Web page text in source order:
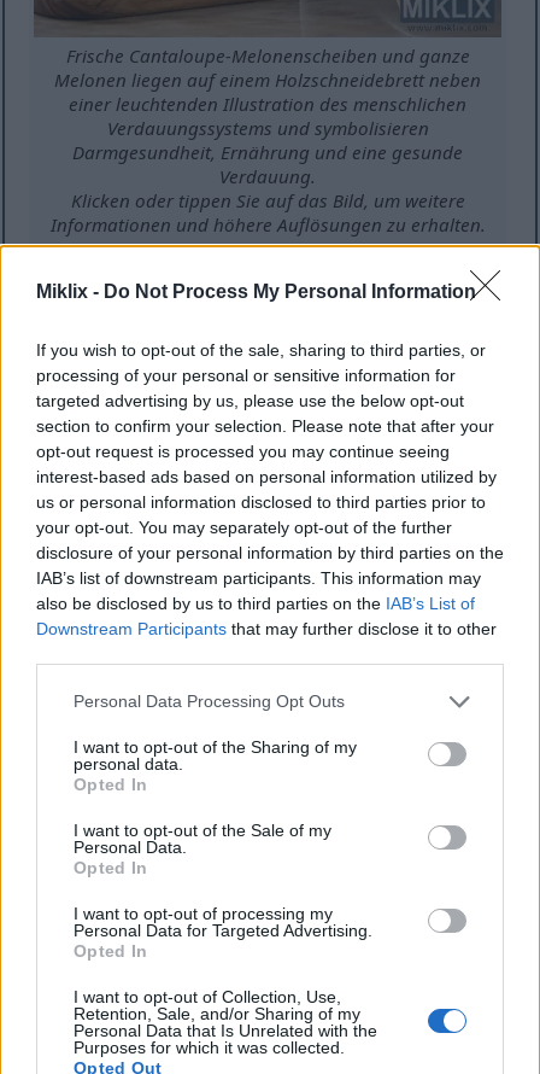
Miklix - Do Not Process My Personal Information
If you wish to opt-out of the sale, sharing to third parties, or
processing of your personal or sensitive information for
targeted advertising by us, please use the below opt-out
section to confirm your selection. Please note that after your
opt-out request is processed you may continue seeing
interest-based ads based on personal information utilized by
us or personal information disclosed to third parties prior to
your opt-out. You may separately opt-out of the further
disclosure of your personal information by third parties on the
IAB’s list of downstream participants. This information may
also be disclosed by us to third parties on the IAB’s List of
Downstream Participants that may further disclose it to other
Please note that this website/app uses one or more Google
not limited to your visit or usage behaviour. You may click to
grant or deny consent to Google and its third-party tags to
use your data for below specified purposes in below Google
consent section.
Personal Data Processing Opt Outs
I want to opt-out of the Sharing of my
personal data.
Opted In
I want to opt-out of the Sale of my
Personal Data.
Opted In
I want to opt-out of processing my
Personal Data for Targeted Advertising.
Opted In
I want to opt-out of Collection, Use,
Retention, Sale, and/or Sharing of my
Personal Data that Is Unrelated with the
Purposes for which it was collected.
Opted Out
Frische Cantaloupe-Melonenscheiben und ganze
Melonen liegen auf einem Holzschneidebrett neben
einer leuchtenden Illustration des menschlichen
Verdauungssystems und symbolisieren
Darmgesundheit, Ernährung und eine gesunde
Verdauung.
Klicken oder tippen Sie auf das Bild, um weitere
Informationen und höhere Auflösungen zu erhalten.
Augengesundheit
Die Cantaloupe-Melone ist eine besonders
wertvolle Frucht für die Augengesundheit. Ihr hoher
Vitamin-A-Gehalt unterstützt direkt die
Sehfunktion. Dieser Nährstoff hilft den Augen, sich
an schwache Lichtverhältnisse anzupassen.
Beta-Carotin schützt die Netzhaut vor oxidativem
Stress. Dieses Antioxidans kann zudem das Risiko
einer altersbedingten Makuladegeneration
verringern. Der regelmäßige Verzehr von
langfristige Augengesundheit.
Lutein- und Zeaxanthin-Gehalt
Neben Beta-Carotin enthält die Cantaloupe-Melone
Lutein und Zeaxanthin. Diese Carotinoide reichern
sich in der Makula des Auges an. Sie filtern
schädliches blaues Licht und schützen das
empfindliche Augengewebe.
carotinoidreiche Früchte verzehren, im Alter eine
bessere Sehkraft behalten. Cantaloupe-Melone
bietet eine einfache Möglichkeit, die Zufuhr dieser